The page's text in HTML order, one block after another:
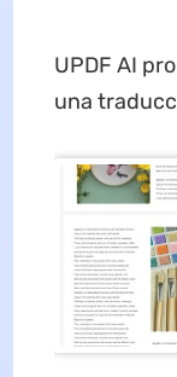
UPDF AI
una